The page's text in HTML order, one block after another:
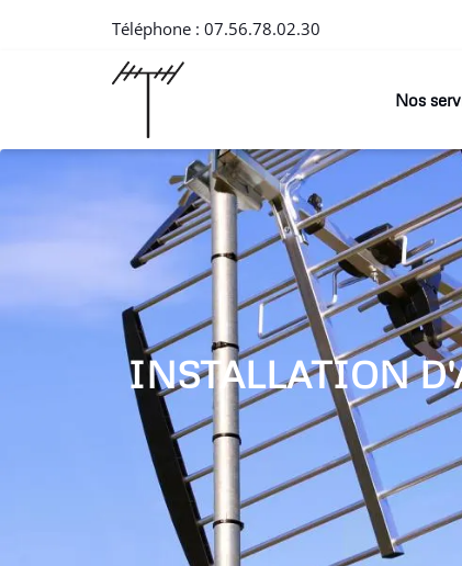
Téléphone : 07.56.78.02.30
Nos
INSTALLATION